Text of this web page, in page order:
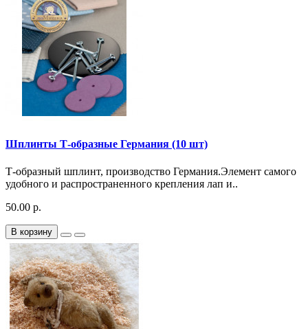
Шплинты Т-образные Германия (10 шт)
Т-образный шплинт, производство Германия.Элемент самого
удобного и распространенного крепления лап и..
50.00 р.
В корзину